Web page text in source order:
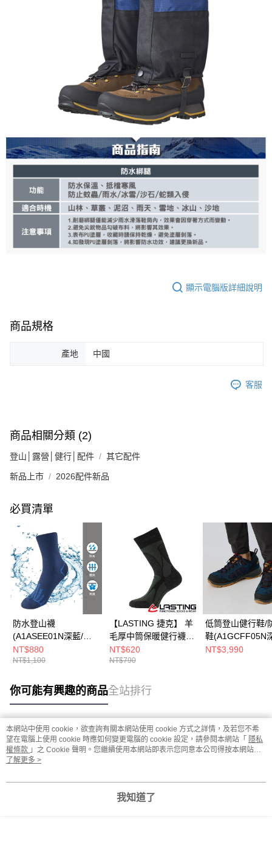
顯示電腦版詳細說明
商品規格
產地 中國
客服
商品相關分類 (2)
登山│露營│健行│配件 其它配件
新品上市 2026配件新品
必買清單
防水登山襪
(A1ASEE01N深藍/吸
濕排汗/防水)
NT$880
NT$1,100
【LASTING 捷克】 羊
毛厚中筒保暖健行襪
(LT-TRX黑/美麗諾羊毛
襪/健行襪/登山襪)
NT$620
NT$790
低筒登山健行鞋/
鞋(A1GCFF05N
防水/透氣/耐磨)
NT$3,990
你可能有興趣的商品全站排行
熱門標籤
本網站中使用 cookie，欲查詢有關本網站使用 cookie 方式之詳情，及若您不希
望在電腦上使用 cookie 時應如何變更電腦的 cookie 設定，請參閱本網站「 隱私
權條款 」之 Cookie 聲明。您繼續使用本網站即表示您同意本公司得按本網站使
用條款之 Cookie 聲明使用 cookie。
了解更多 >
我知道了